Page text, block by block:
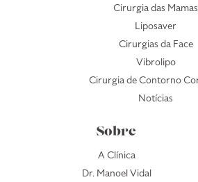
Cirurgia das Mamas
Liposaver
Cirurgias da Face
Vibrolipo
Cirurgia de Contorno
Notícias
Sobre
A Clínica
Dr. Manoel Vidal